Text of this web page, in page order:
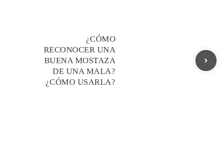
¿CÓMO
RECONOCER UNA
BUENA MOSTAZA
DE UNA MALA?
¿CÓMO USARLA?